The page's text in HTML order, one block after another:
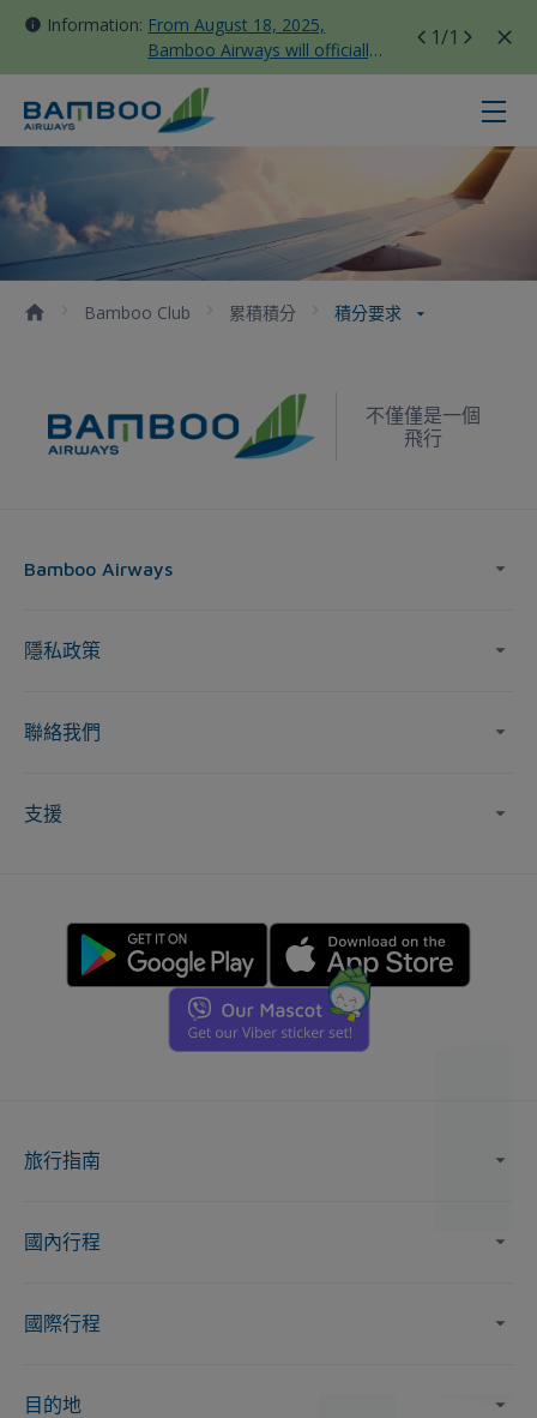
Information: From August 18, 2025,
Bamboo Airways will officially
move all domestic flights to
Tan Son Nhat Terminal T3
1/1
積分要求 - Bamboo Airways
Bamboo Club 累積積分 積分要求
不僅僅是一個
飛行
Bamboo Airways
隱私政策
聯絡我們
支援
旅行指南
國內行程
國際行程
目的地